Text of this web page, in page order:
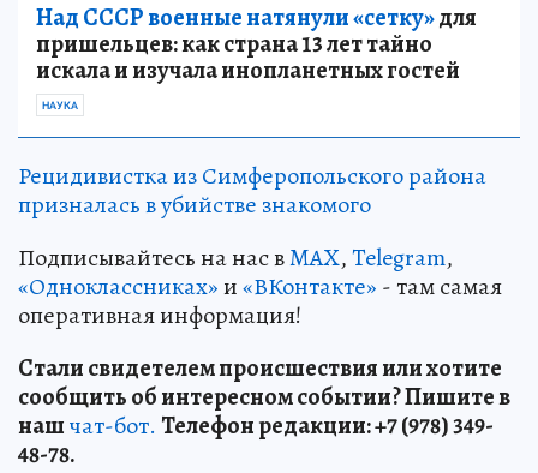
Над СССР военные натянули «сетку»для
пришельцев: как страна 13 лет тайно
искала и изучала инопланетных гостей
НАУКА
Рецидивистка из Симферопольского района
призналась в убийстве знакомого
Подписывайтесь на нас вMAX,Telegram,
«Одноклассниках»и«ВКонтакте» - там самая
оперативная информация!
Стали свидетелем происшествия или хотите
сообщить об интересном событии? Пишите в
нашчат-бот. Телефон редакции: +7 (978) 349-
48-78.